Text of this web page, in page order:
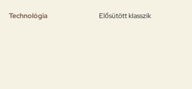
Technológia Elősütött klasszik